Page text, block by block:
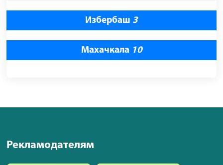
Избербаш 3
Махачкала 10
Рекламодателям